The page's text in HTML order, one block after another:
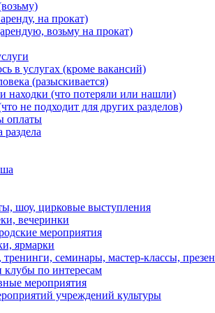
на прокат)
возьму на прокат)
в услугах (кроме вакансий)
(разыскивается)
находки (что потеряли или нашли)
не подходит для других разделов)
оплаты
раздела
шоу, цирковые выступления
вечеринки
мероприятия
ярмарки
тренинги, семинары, мастер-классы,
клубы по интересам
мероприятия
учреждений культуры